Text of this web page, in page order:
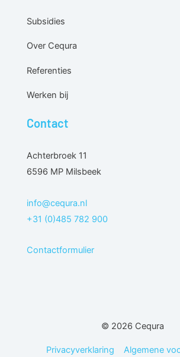
Subsidies
Over Cequra
Referenties
Werken bij
Contact
Achterbroek 11
6596 MP Milsbeek
info@cequra.nl
+31 (0)485 782 900
Contactformulier
© 2026 Cequra
Privacyverklaring Algemene